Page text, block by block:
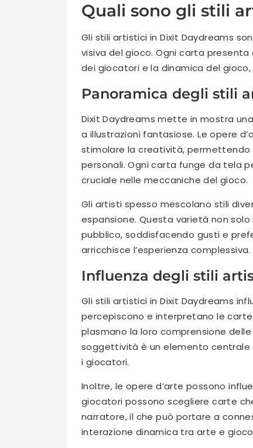
Quali sono gli stili
Gli stili artistici in Dixit Daydreams
visiva del gioco. Ogni carta
dei giocatori e la dinamica del
Panoramica degli stili
Dixit Daydreams mette in mostra
a illustrazioni fantasiose. Le opere
stimolare la creatività, permettendo
personali. Ogni carta funge da tela
cruciale nelle meccaniche del gioco.
Gli artisti spesso mescolano stili
espansione. Questa varietà non
pubblico, soddisfacendo gusti e
arricchisce l’esperienza complessiva.
Influenza degli stili
Gli stili artistici in Dixit Daydreams
percepiscono e interpretano le
plasmano la loro comprensione
soggettività è un elemento centrale
i giocatori.
Inoltre, le opere d’arte possono
giocatori possono scegliere carte
narratore, il che può portare a
interazione dinamica tra arte e